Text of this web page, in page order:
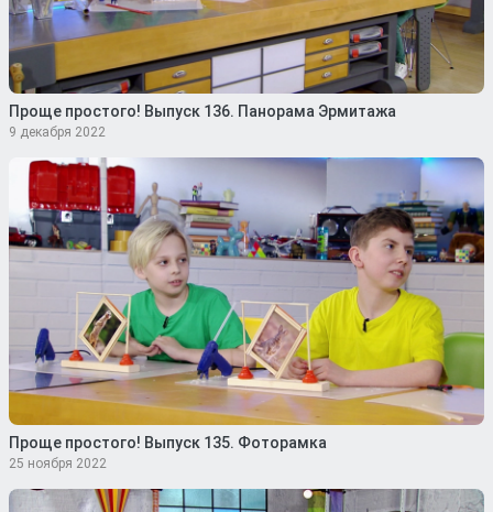
Проще простого! Выпуск 136. Панорама Эрмитажа
9 декабря 2022
Проще простого! Выпуск 135. Фоторамка
25 ноября 2022